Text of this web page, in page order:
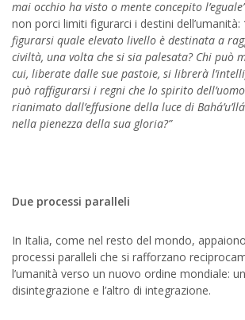
mai occhio ha visto o mente concepito
non porci limiti figurarci i destini dell’umanità:
figurarsi quale elevato livello è destinata a
civiltà, una volta che si sia palesata? Chi può
cui, liberate dalle sue pastoie, si librerà
può raffigurarsi i regni che lo spirito
rianimato dall’effusione della luce di
nella pienezza della sua gloria?”
Due processi paralleli
In Italia, come nel resto del mondo,
processi paralleli che si rafforzano
l’umanità verso un nuovo ordine mondiale:
disintegrazione e l’altro di integrazione.